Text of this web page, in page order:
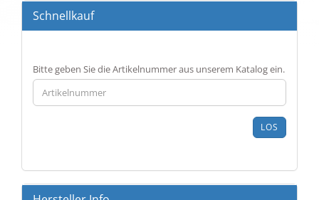
Schnellkauf
BITTE
GEBEN
SIE
DIE
EIN.
Bitte geben Sie die Artikelnummer aus unserem Katalog ein.
LOS